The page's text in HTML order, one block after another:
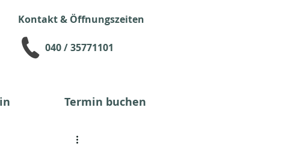
Kontakt & Öffnungszeiten
040 / 35771101
Termin buchen